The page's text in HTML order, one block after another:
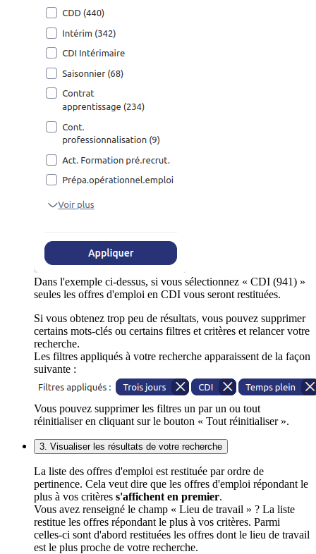
Dans l'exemple ci-dessus, si vous sélectionnez « CDI (941) »
seules les offres d'emploi en CDI vous seront restituées.
Si vous obtenez trop peu de résultats, vous pouvez supprimer
certains mots-clés ou certains filtres et critères et relancer votre
recherche.
Les filtres appliqués à votre recherche apparaissent de la façon
suivante :
Vous pouvez supprimer les filtres un par un ou tout
réinitialiser en cliquant sur le bouton « Tout réinitialiser ».
3. Visualiser les résultats de votre recherche
La liste des offres d'emploi est restituée par ordre de
pertinence. Cela veut dire que les offres d'emploi répondant le
plus à vos critères s'affichent en premier.
Vous avez renseigné le champ « Lieu de travail » ? La liste
restitue les offres répondant le plus à vos critères. Parmi
celles-ci sont d'abord restituées les offres dont le lieu de travail
est le plus proche de votre recherche.